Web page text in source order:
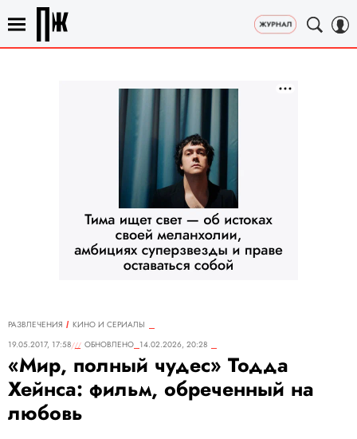
РАЗВЛЕЧЕНИЯ
КИНО И СЕРИАЛЫ
19.05.2017, 17:58
ОБНОВЛЕНО 14.02.2026, 20:28
«Мир, полный чудес» Тодда
Хейнса: фильм, обреченный на
любовь